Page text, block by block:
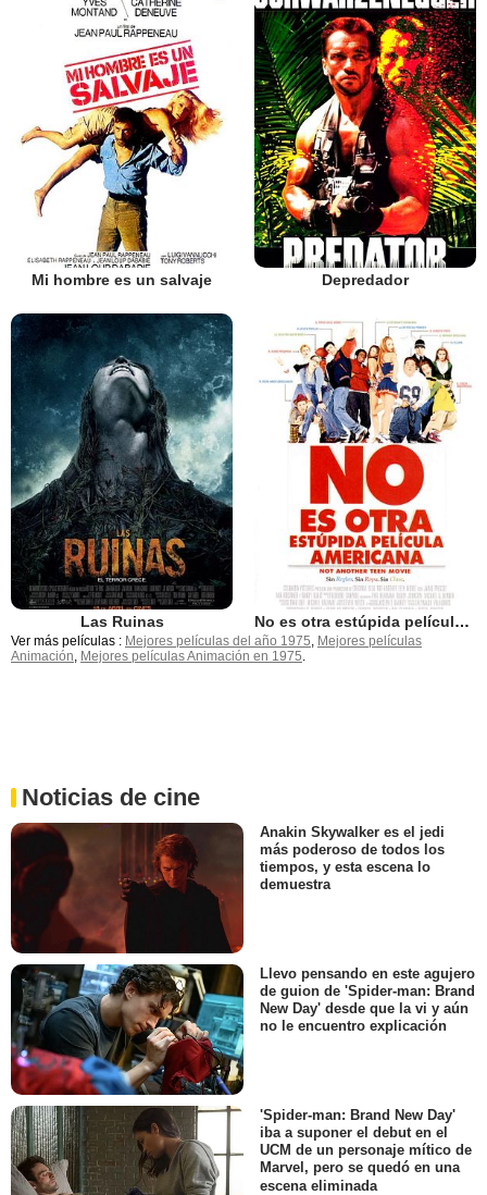
Mi hombre es un salvaje Depredador
Las Ruinas No es otra estúpida película americana
Ver más películas : Mejores películas del año 1975 Mejores películas
Animación Mejores películas Animación en 1975
Noticias de cine
Anakin Skywalker es el jedi
más poderoso de todos los
tiempos, y esta escena lo
demuestra
Llevo pensando en este agujero
de guion de 'Spider-man: Brand
New Day' desde que la vi y aún
no le encuentro explicación
'Spider-man: Brand New Day'
iba a suponer el debut en el
UCM de un personaje mítico de
Marvel, pero se quedó en una
escena eliminada